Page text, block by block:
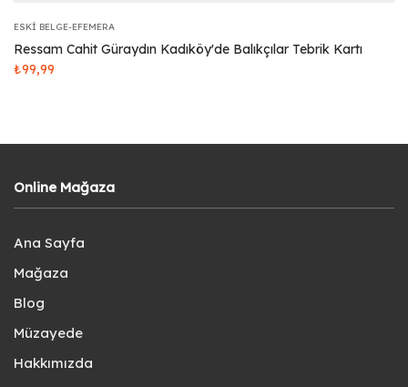
ESKI BELGE-EFEMERA
Ressam Cahit Güraydın Kadıköy'de Balıkçılar Tebrik Kartı
₺99,99
Online Mağaza
Ana Sayfa
Mağaza
Blog
Müzayede
Hakkımızda